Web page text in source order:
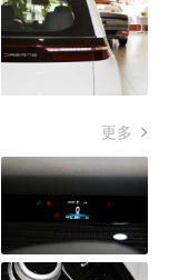
更多